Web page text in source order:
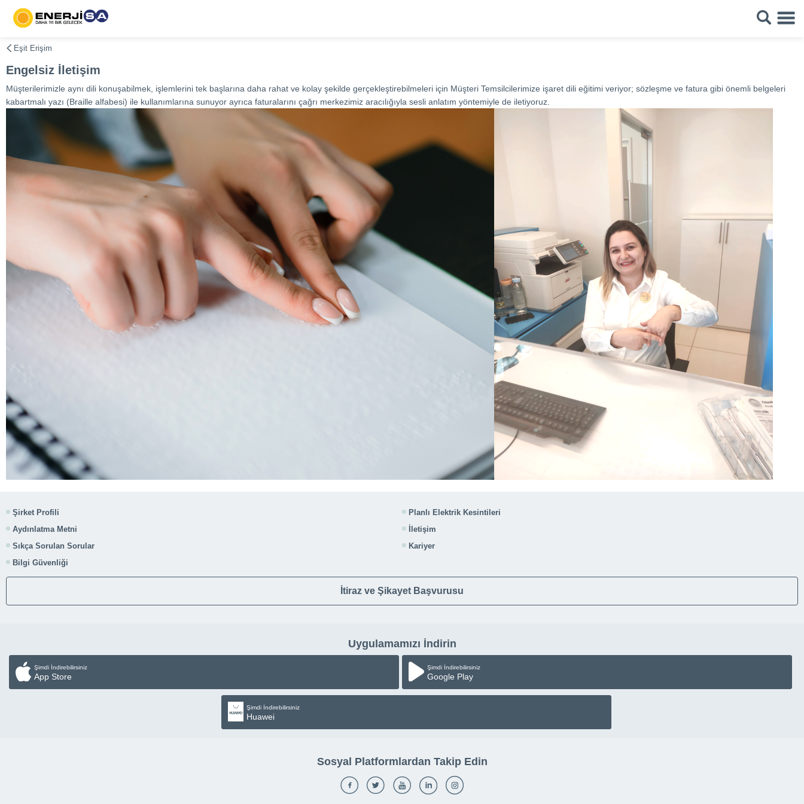
Eşit Erişim
Engelsiz İletişim
Müşterilerimizle aynı dili konuşabilmek, işlemlerini tek başlarına daha rahat ve kolay şekilde gerçekleştirebilmeleri için Müşteri Temsilcilerimize işaret dili eğitimi veriyor; sözleşme ve fatura gibi önemli belgeleri
kabartmalı yazı (Braille alfabesi) ile kullanımlarına sunuyor ayrıca faturalarını çağrı merkezimiz aracılığıyla sesli anlatım yöntemiyle de iletiyoruz.
Şirket Profili
Planlı Elektrik Kesintileri
Aydınlatma Metni
İletişim
Sıkça Sorulan Sorular
Kariyer
Bilgi Güvenliği
İtiraz ve Şikayet Başvurusu
Uygulamamızı İndirin
Şimdi İndirebilirsiniz
App Store
Şimdi İndirebilirsiniz
Google Play
Şimdi İndirebilirsiniz
Huawei
Sosyal Platformlardan Takip Edin